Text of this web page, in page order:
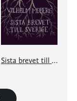
Sista brevet till Sverige